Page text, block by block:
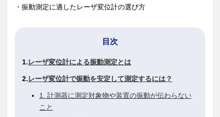
・振動測定に適したレーザ変位計の選び方
目次
レーザ変位計による振動測定とは
レーザ変位計で振動を安定して測定するには？
1. 計測器に測定対象物や装置の振動が伝わらない
こと